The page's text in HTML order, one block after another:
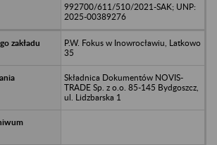
992700/611/510/2021-SAK; UNP:
2025-00389276
P.W. Fokus w Inowrocławiu, Latkowo
35
Składnica Dokumentów NOVIS-
TRADE Sp. z o.o. 85-145 Bydgoszcz,
ul. Lidzbarska 1